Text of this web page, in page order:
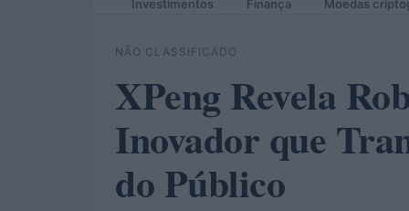
Investimentos Finança Moedas
NÃO CLASSIFICADO
XPeng Revela
Inovador que
do Público